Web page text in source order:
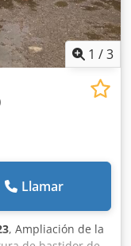
1 /3
Llamar
, Ampliación de la